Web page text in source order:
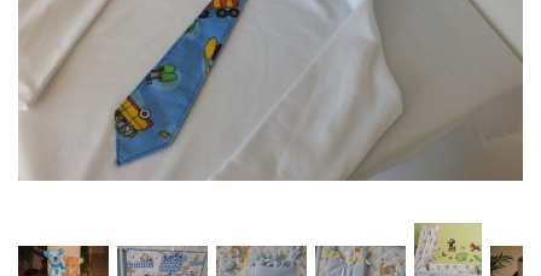
jk-laguna@seznam.cz